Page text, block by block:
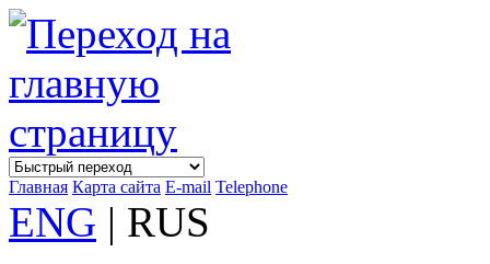
Главная Карта сайта E-mail Telephone
ENG | RUS